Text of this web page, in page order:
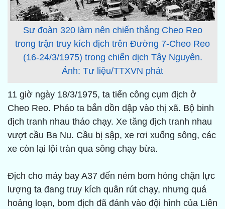
Sư đoàn 320 làm nên chiến thắng Cheo Reo
trong trận truy kích địch trên Đường 7-Cheo Reo
(16-24/3/1975) trong chiến dịch Tây Nguyên.
Ảnh: Tư liệu/TTXVN phát
11 giờ ngày 18/3/1975, ta tiến công cụm địch ở
Cheo Reo. Pháo ta bắn dồn dập vào thị xã. Bộ binh
địch tranh nhau tháo chạy. Xe tăng địch tranh nhau
vượt cầu Ba Nu. Cầu bị sập, xe rơi xuống sông, các
xe còn lại lội tràn qua sông chạy bừa.
Địch cho máy bay A37 đến ném bom hòng chặn lực
lượng ta đang truy kích quân rút chạy, nhưng quá
hoảng loạn, bom địch đã đánh vào đội hình của Liên